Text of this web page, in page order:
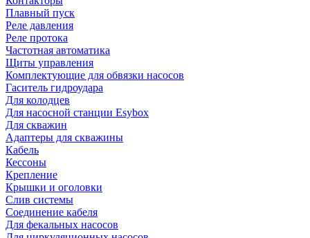
Плавный пуск
Реле давления
Реле протока
Частотная автоматика
Щиты управления
Комплектующие для обвязки насосов
Гаситель гидроудара
Для колодцев
Для насосной станции Esybox
Для скважин
Адаптеры для скважины
Кабель
Кессоны
Крепление
Крышки и оголовки
Слив системы
Соединение кабеля
Для фекальных насосов